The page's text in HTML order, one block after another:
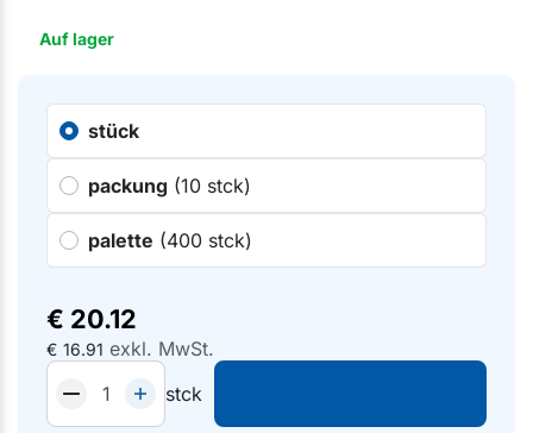
Auf lager
stück
packung (10 stck)
palette (400 stck)
€ 20.12
€ 16.91 exkl. MwSt.
stck